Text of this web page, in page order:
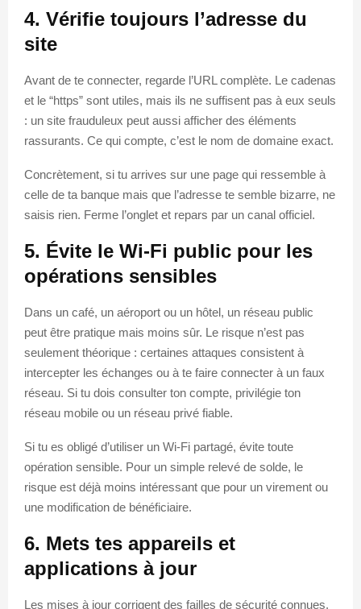
4. Vérifie toujours l’adresse du
site
Avant de te connecter, regarde l’URL complète. Le cadenas
et le “https” sont utiles, mais ils ne suffisent pas à eux seuls
: un site frauduleux peut aussi afficher des éléments
rassurants. Ce qui compte, c’est le nom de domaine exact.
Concrètement, si tu arrives sur une page qui ressemble à
celle de ta banque mais que l’adresse te semble bizarre, ne
saisis rien. Ferme l’onglet et repars par un canal officiel.
5. Évite le Wi-Fi public pour les
opérations sensibles
Dans un café, un aéroport ou un hôtel, un réseau public
peut être pratique mais moins sûr. Le risque n’est pas
seulement théorique : certaines attaques consistent à
intercepter les échanges ou à te faire connecter à un faux
réseau. Si tu dois consulter ton compte, privilégie ton
réseau mobile ou un réseau privé fiable.
Si tu es obligé d’utiliser un Wi-Fi partagé, évite toute
opération sensible. Pour un simple relevé de solde, le
risque est déjà moins intéressant que pour un virement ou
une modification de bénéficiaire.
6. Mets tes appareils et
applications à jour
Les mises à jour corrigent des failles de sécurité connues.